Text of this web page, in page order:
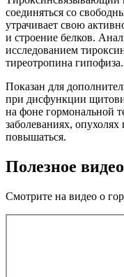
соединяться со
утрачивает свою
и строение белков.
исследованием
тиреотропина гипофиза.
Показан для
при дисфункции
на фоне гормональной
заболеваниях,
повышаться.
Полезное видео
Смотрите на видео о